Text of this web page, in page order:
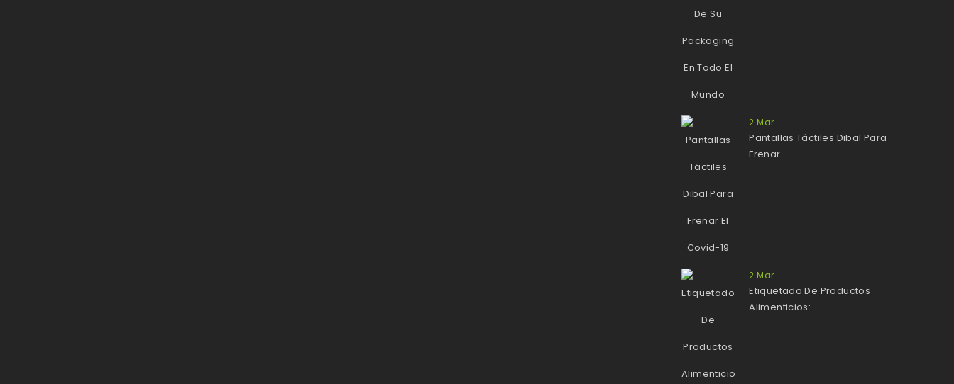
2 Mar
Pantallas Táctiles Dibal Para
Frenar...
2 Mar
Etiquetado De Productos
Alimenticios:...